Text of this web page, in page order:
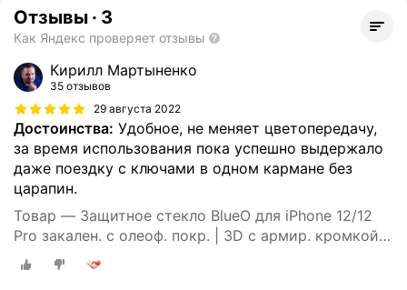
Отзывы · 3
Как Яндекс проверяет отзывы
Кирилл Мартыненко
35 отзывов
29 августа 2022
Достоинства: Удобное, не меняет цветопередачу,
за время использования пока успешно выдержало
даже поездку с ключами в одном кармане без
царапин.
Товар — Защитное стекло BlueO для iPhone 12/12
Pro закален. с олеоф. покр. | 3D с армир. кромкой
черное 0.26мм